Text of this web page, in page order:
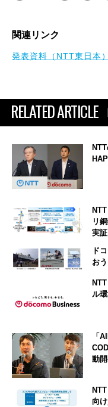
関連リンク
発表資料（NTT東日本）
RELATED ARTICLE
リ
実証
ド
お
ル
「
動
向